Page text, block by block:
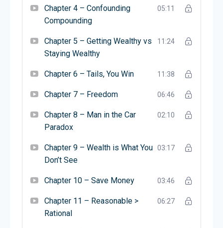
हैं। यह सरल कहानियाँ और सबक साझा करती है कि लोग वित्तीय
निर्णय कैसे लेते हैं। किताब आपको समझने में मदद करती है कि हम
सीखकर, आप अपने पैसे के साथ बेहतर विकल्प बना सकते हैं।
उसके बारे में सोचने के तरीके के बारे में बात करते हैं। मॉर्गन
को प्रबंधित कर सकें। वे चाहते हैं कि वित्तीय विषय सभी के लिए
सरल हों।
Chapter 4 – Confounding
Compounding
05:11
Chapter 5 – Getting Wealthy vs
Staying Wealthy
11:24
Chapter 6 – Tails, You Win 11:38
Chapter 7 – Freedom 06:46
Chapter 8 – Man in the Car
Paradox
02:10
Chapter 9 – Wealth is What You
Don’t See
03:17
Chapter 10 – Save Money 03:46
Chapter 11 – Reasonable >
Rational
06:27